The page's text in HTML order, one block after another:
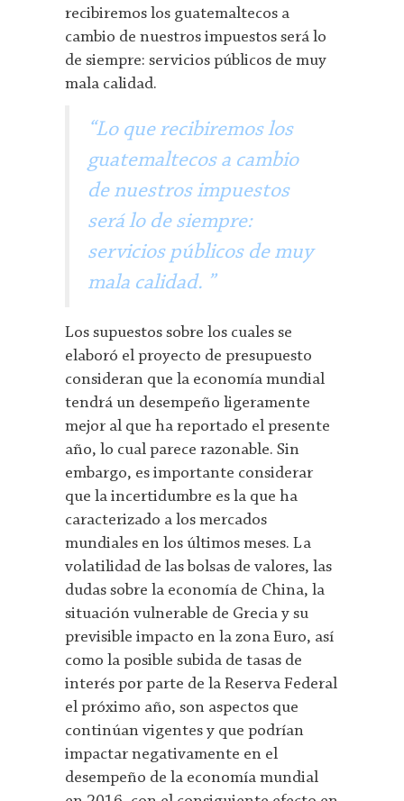
recibiremos los guatemaltecos a
cambio de nuestros impuestos será lo
de siempre: servicios públicos de muy
mala calidad.
“Lo que recibiremos los
guatemaltecos a cambio
de nuestros impuestos
será lo de siempre:
servicios públicos de muy
mala calidad. ”
Los supuestos sobre los cuales se
elaboró el proyecto de presupuesto
consideran que la economía mundial
tendrá un desempeño ligeramente
mejor al que ha reportado el presente
año, lo cual parece razonable. Sin
embargo, es importante considerar
que la incertidumbre es la que ha
caracterizado a los mercados
mundiales en los últimos meses. La
volatilidad de las bolsas de valores, las
dudas sobre la economía de China, la
situación vulnerable de Grecia y su
previsible impacto en la zona Euro, así
como la posible subida de tasas de
interés por parte de la Reserva Federal
el próximo año, son aspectos que
continúan vigentes y que podrían
impactar negativamente en el
desempeño de la economía mundial